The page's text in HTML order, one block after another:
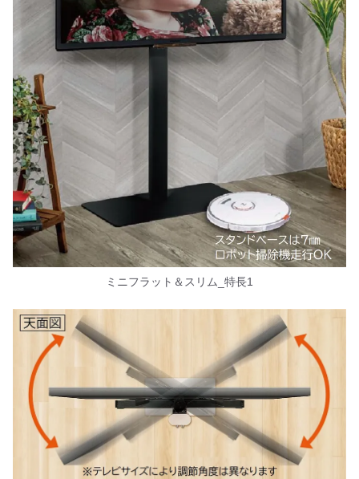
ミニフラット＆スリム_特長1